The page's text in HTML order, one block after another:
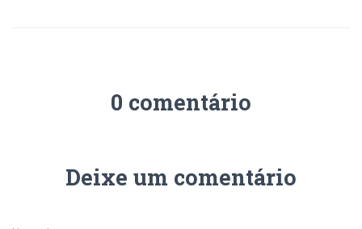
0 comentário
Deixe um comentário